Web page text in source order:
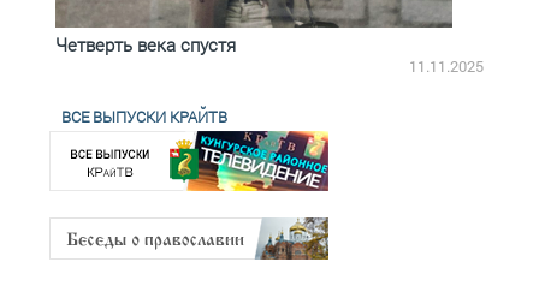
Четверть века спустя
11.11.2025
ВСЕ ВЫПУСКИ КРАЙТВ